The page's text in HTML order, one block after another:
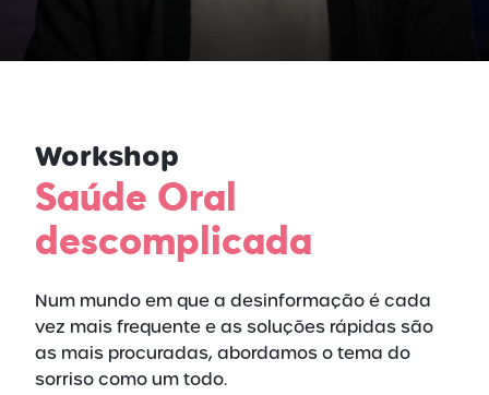
Workshop
Saúde Oral
descomplicada
Num mundo em que a desinformação é cada
vez mais frequente e as soluções rápidas são
as mais procuradas, abordamos o tema do
sorriso como um todo.